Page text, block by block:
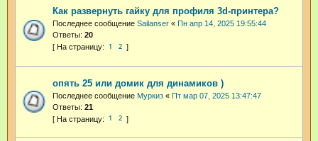
Как развернуть гайку для профиля 3d-принтера?
Последнее сообщение Sailanser « Пн апр 14, 2025 19:55:44
Ответы: 20
1 2
опять 25 или домик для динамиков )
Последнее сообщение Муркиз « Пт мар 07, 2025 13:47:47
Ответы: 21
1 2